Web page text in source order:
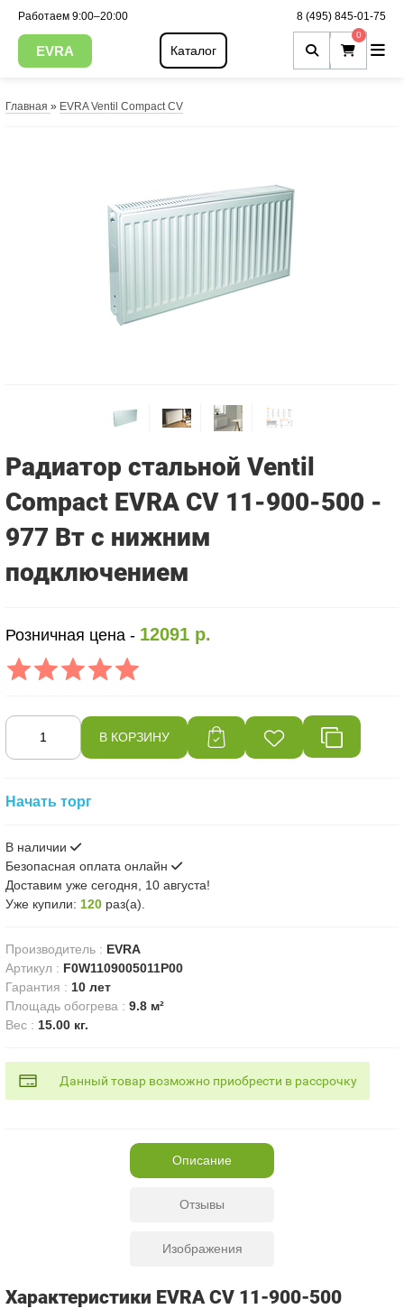
Работаем 9:00–20:00 8 (495) 845-01-75
EVRA Каталог
0
Главная » EVRA Ventil Compact CV
Радиатор стальной Ventil
Compact EVRA CV 11-900-500 -
977 Вт с нижним
подключением
Розничная цена - 12091 р.
Начать торг
В наличии
Безопасная оплата онлайн
Доставимуже сегодня, 10 августа!
Уже купили: 120 раз(a).
Производитель : EVRA
Артикул : F0W1109005011P00
Гарантия : 10 лет
Площадь обогрева :9.8 м²
Вес : 15.00 кг.
Данный товар возможно приобрести в рассрочку
Описание
Отзывы
Изображения
Характеристики EVRA CV 11-900-500